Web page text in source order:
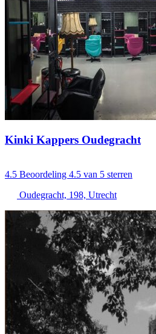
Kinki Kappers Oudegracht
4.5 Beoordeling 4.5 van 5 sterren
Oudegracht, 198, Utrecht